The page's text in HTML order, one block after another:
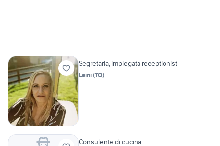
Segretaria, impiegata receptionist
Leini(TO)
Consulente di cucina